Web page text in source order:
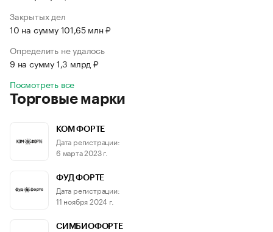
Закрытых дел
10 на сумму 101,65 млн ₽
Определить не удалось
9 на сумму 1,3 млрд ₽
Посмотреть все
Торговые марки
КОМ ФОРТЕ
Дата регистрации:
6 марта 2023 г.
ФУД ФОРТЕ
Дата регистрации:
11 ноября 2024 г.
СИМБИОФОРТЕ